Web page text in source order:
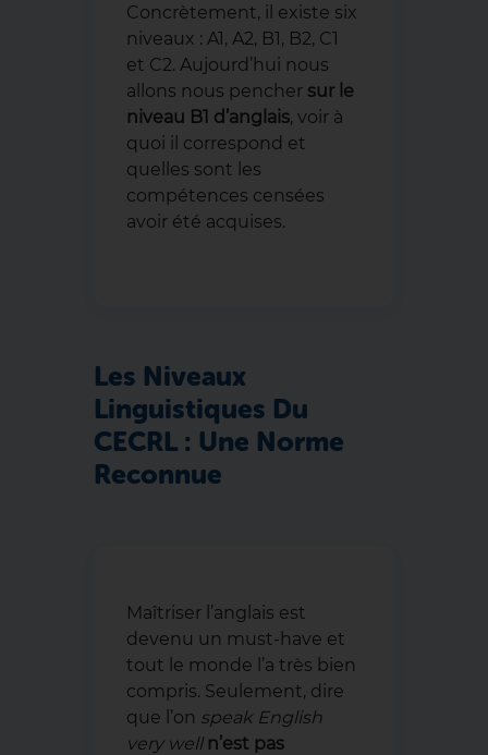
Concrètement, il existe six
niveaux : A1, A2, B1, B2, C1
et C2. Aujourd’hui nous
allons nous pencher sur le
niveau B1 d’anglais, voir à
quoi il correspond et
quelles sont les
compétences censées
avoir été acquises.
Les Niveaux
Linguistiques Du
CECRL : Une Norme
Reconnue
Maîtriser l’anglais est
devenu un must-have et
tout le monde l’a très bien
compris. Seulement, dire
que l’on speak English
very well n’est pas